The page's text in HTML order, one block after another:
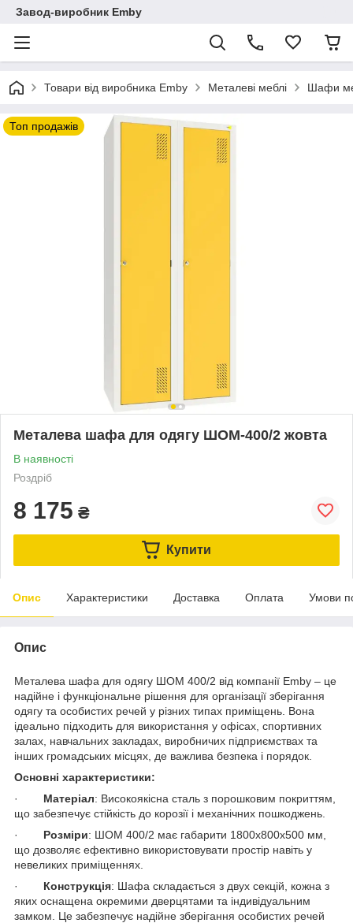
Завод-виробник Emby
Товари від виробника Emby Металеві меблі Шафи
Топ продажів
Металева шафа для одягу ШОМ-400/2 жовта
В наявності
Роздріб
8 175 ₴
Купити
Опис Характеристики Доставка Оплата Умови
Опис
Металева шафа для одягу ШОМ 400/2 від компанії Emby – це
надійне і функціональне рішення для організації зберігання
одягу та особистих речей у різних типах приміщень. Вона
ідеально підходить для використання у офісах, спортивних
залах, навчальних закладах, виробничих підприємствах та
інших громадських місцях, де важлива безпека і порядок.
Основні характеристики:
· Матеріал: Високоякісна сталь з порошковим покриттям,
що забезпечує стійкість до корозії і механічних пошкоджень.
· Розміри: ШОМ 400/2 має габарити 1800х800х500 мм,
що дозволяє ефективно використовувати простір навіть у
невеликих приміщеннях.
· Конструкція: Шафа складається з двух секцій, кожна з
яких оснащена окремими дверцятами та індивідуальним
замком. Це забезпечує надійне зберігання особистих речей